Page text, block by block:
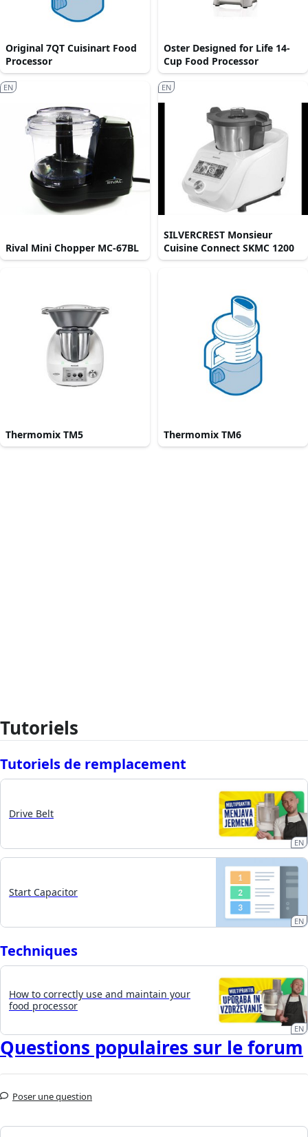
Original 7QT Cuisinart Food
Processor
Oster Designed for Life 14-
Cup Food Processor
Rival Mini Chopper MC-67BL
EN
SILVERCREST Monsieur
Cuisine Connect SKMC 1200
EN
Thermomix TM5 Thermomix TM6
Tutoriels
Tutoriels de remplacement
Drive Belt
EN
Start Capacitor
EN
Techniques
How to correctly use and maintain your
food processor
EN
Questions populaires sur le forum
Poser une question